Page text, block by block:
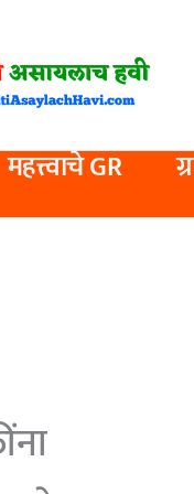
महत्त्वाचे GR